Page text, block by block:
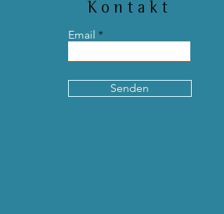
Kontakt
Email
Senden